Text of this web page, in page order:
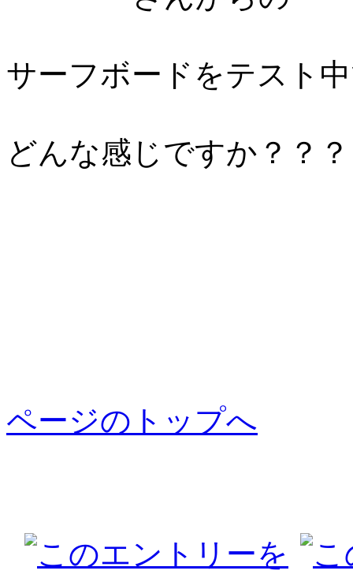
サーフボードをテスト
どんな感じですか？？？
ページのトップへ